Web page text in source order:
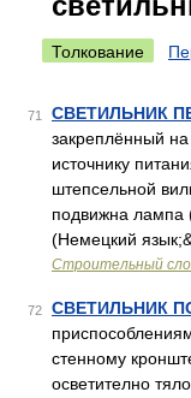
Толкование
71 СВЕТИЛЬНИК
закреплённый
источнику
штепсельной
подвижна лампа
(Немецкий
Строительный
72 СВЕТИЛЬНИК
стенному
осветително